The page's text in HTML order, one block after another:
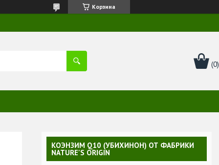
Корзина
КОЭНЗИМ Q10 (УБИХИНОН) ОТ ФАБРИКИ
NATURE'S ORIGIN